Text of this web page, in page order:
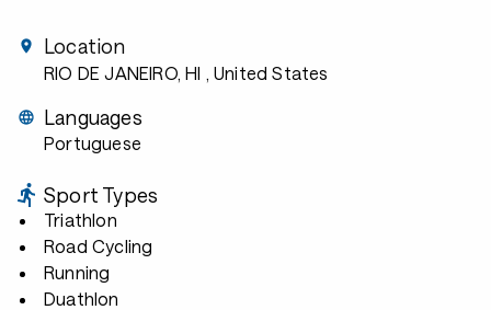
Location
RIO DE JANEIRO, HI , United States
Languages
Portuguese
Sport Types
Triathlon
Road Cycling
Running
Duathlon